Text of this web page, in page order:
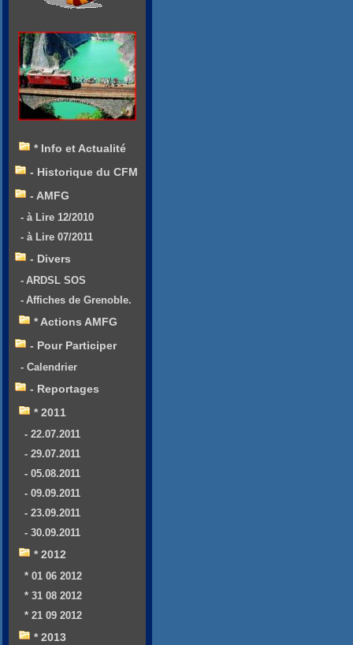
* Info et Actualité
- Historique du CFM
- AMFG
- à Lire 12/2010
- à Lire 07/2011
- Divers
- ARDSL SOS
- Affiches de Grenoble.
* Actions AMFG
- Pour Participer
- Calendrier
- Reportages
* 2011
- 22.07.2011
- 29.07.2011
- 05.08.2011
- 09.09.2011
- 23.09.2011
- 30.09.2011
* 2012
* 01 06 2012
* 31 08 2012
* 21 09 2012
* 2013